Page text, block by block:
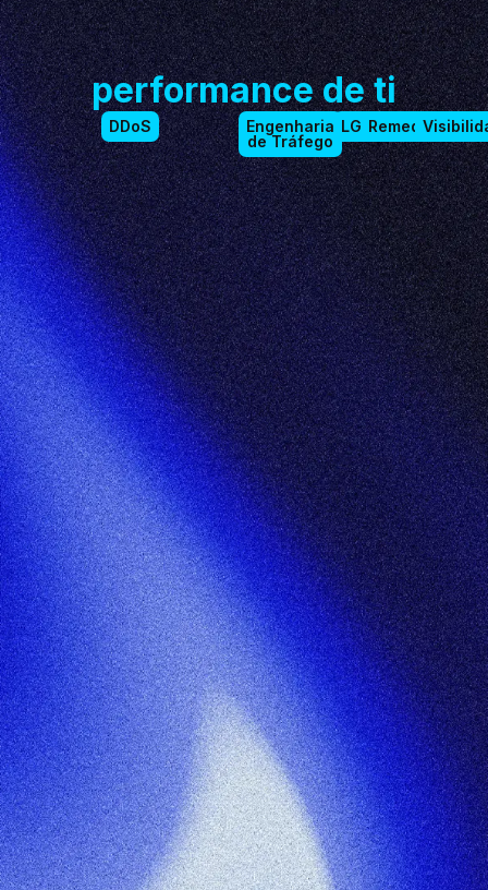
performance de ti
DDoS
Engenharia
de Tráfego
LGPDRemediation